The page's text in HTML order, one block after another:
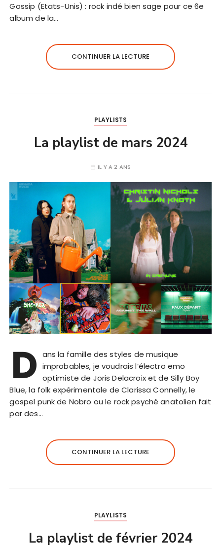
Gossip (Etats-Unis) : rock indé bien sage pour ce 6e
album de la…
CONTINUER LA LECTURE
PLAYLISTS
La playlist de mars 2024
IL Y A 2 ANS
D ans la famille des styles de musique
improbables, je voudrais l’électro emo
optimiste de Joris Delacroix et de Silly Boy
Blue, la folk expérimentale de Clarissa Connelly, le
gospel punk de Nobro ou le rock psyché anatolien fait
par des…
CONTINUER LA LECTURE
PLAYLISTS
La playlist de février 2024